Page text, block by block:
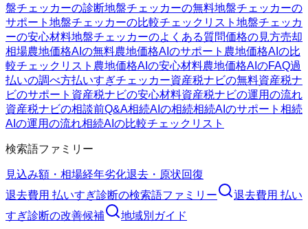
盤チェッカーの診断地盤チェッカーの無料地盤チェッカーの
サポート 地盤チェッカーの比較チェックリスト 地盤チェッカ
ーの安心材料地盤チェッカーのよくある質問価格の見方売却
相場農地価格AIの無料農地価格AIのサポート 農地価格AIの比
較チェックリスト 農地価格AIの安心材料農地価格AIのFAQ過
払いの調べ方払いすぎチェッカー資産税ナビの無料資産税ナ
ビのサポート 資産税ナビの安心材料資産税ナビの運用の流れ
資産税ナビの相談前Q&A相続AIの相続相続AIのサポート 相続
AIの運用の流れ相続AIの比較チェックリスト
検索語ファミリー
見込み額・相場経年劣化退去・原状回復
退去費用 払いすぎ診断の検索語ファミリー
退去費用 払い
すぎ診断の改善候補 地域別ガイド